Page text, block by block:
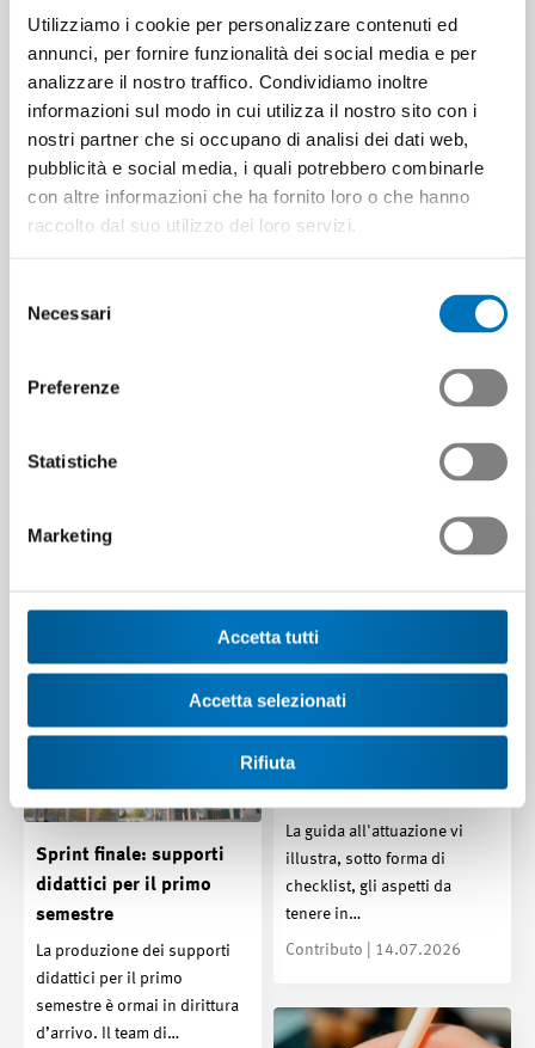
Utilizziamo i cookie per personalizzare contenuti ed
annunci, per fornire funzionalità dei social media e per
analizzare il nostro traffico. Condividiamo inoltre
informazioni sul modo in cui utilizza il nostro sito con i
nostri partner che si occupano di analisi dei dati web,
pubblicità e social media, i quali potrebbero combinarle
con altre informazioni che ha fornito loro o che hanno
raccolto dal suo utilizzo dei loro servizi.
delNecessari
Preferenze
Statistiche
Marketing
Accetta tutti
Accetta selezionati
Rifiuta
Un nuovo ambiente di
sviluppo per il futuro
La revisione professionale
passo importante per la
formazione professionale…
supporto per l’accesso
anche l’offerta di supporto
Contributo | 15.07.2026
Guida all'attuazione per i
formatori professionali
La guida all'attuazione vi
illustra, sotto forma di
checklist, gli aspetti da
tenere in…
Contributo | 14.07.2026
Sprint finale: supporti
didattici per il primo
semestre
La produzione dei supporti
didattici per il primo
semestre è ormai in dirittura
d’arrivo. Il team di…